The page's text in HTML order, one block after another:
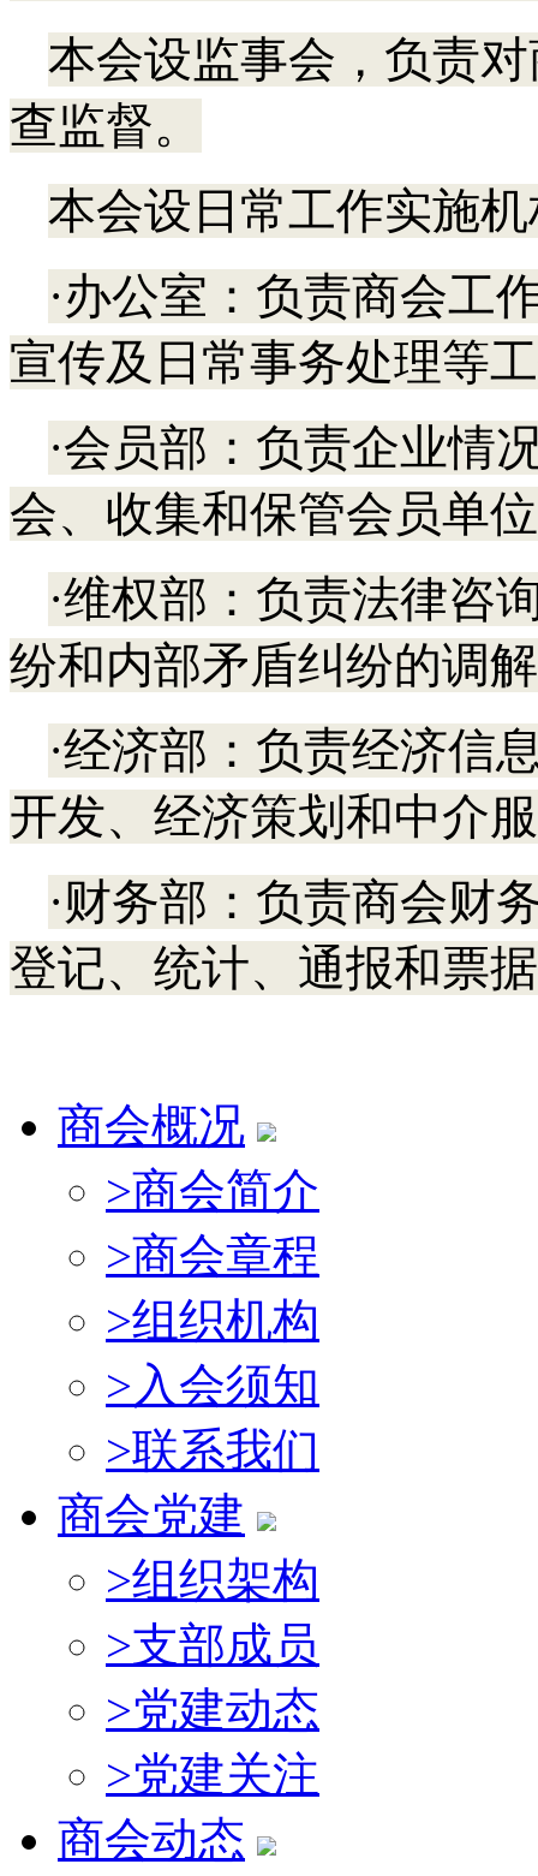
本会设监事会，负责
查监督。
本会设日常工作实施
·办公室：负责商会工
宣传及日常事务处理等
·会员部：负责企业情
会、收集和保管会员单
·维权部：负责法律咨
纷和内部矛盾纠纷的调
·经济部：负责经济信
开发、经济策划和中介
·财务部：负责商会财
登记、统计、通报和票
商会概况
>商会简介
>商会章程
>组织机构
>入会须知
>联系我们
商会党建
>组织架构
>支部成员
>党建动态
>党建关注
商会动态